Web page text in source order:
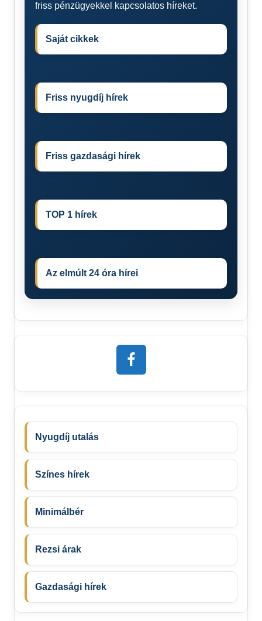
friss pénzügyekkel kapcsolatos híreket.
Saját cikkek
Friss nyugdíj hírek
Friss gazdasági hírek
TOP 1 hírek
Az elmúlt 24 óra hírei
Nyugdíj utalás
Színes hírek
Minimálbér
Rezsi árak
Gazdasági hírek